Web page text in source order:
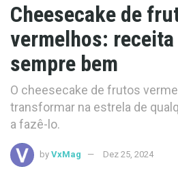
Cheesecake de
vermelhos:
sempre bem
O cheesecake de frutos
transformar na estrela de
a fazê-lo.
by VxMag Dez 25, 2024